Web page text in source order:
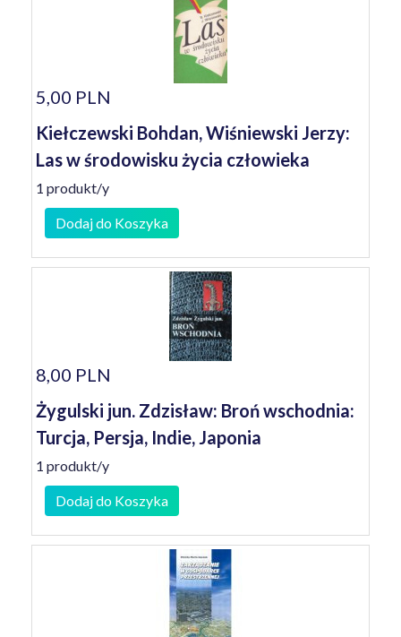
5,00 PLN
Kiełczewski Bohdan, Wiśniewski Jerzy:
Las w środowisku życia człowieka
1 produkt/y
Dodaj do Koszyka
8,00 PLN
Żygulski jun. Zdzisław: Broń wschodnia:
Turcja, Persja, Indie, Japonia
1 produkt/y
Dodaj do Koszyka